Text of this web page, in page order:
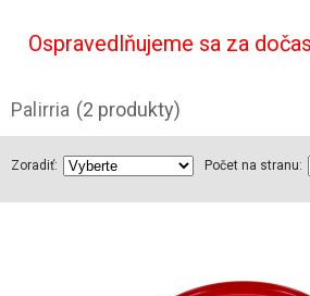
Ospravedlňujeme sa za
Palirria (2 produkty)
Zoradiť: Počet na stranu: